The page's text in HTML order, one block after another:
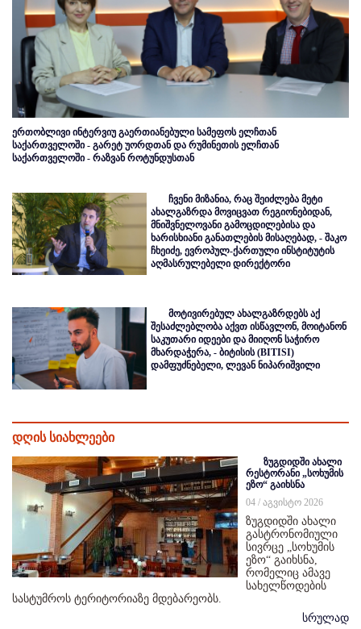
ერთობლივი ინტერვიუ გაერთიანებული სამეფოს ელჩთან
საქართველოში - გარეტ უორდთან და რუმინეთის ელჩთან
საქართველოში - რაზვან როტუნდუსთან
ჩვენი მიზანია, რაც შეიძლება მეტი
ახალგაზრდა მოვიცვათ რეგიონებიდან,
მნიშვნელოვანი გამოცდილებისა და
ხარისხიანი განათლების მისაღებად, - შაკო
ჩხეიძე, ევროპულ-ქართული ინსტიტუტის
აღმასრულებელი დირექტორი
მოტივირებულ ახალგაზრდებს აქ
შესაძლებლობა აქვთ ისწავლონ, მოიტანონ
საკუთარი იდეები და მიიღონ საჭირო
მხარდაჭერა, - ბიტისის (BITISI)
დამფუძნებელი, ლევან ნიპარიშვილი
დღის სიახლეები
ზუგდიდში ახალი
რესტორანი „სოხუმის
ეზო“ გაიხსნა
04 / აგვისტო 2026
ზუგდიდში ახალი
გასტრონომიული
სივრცე „სოხუმის
ეზო“ გაიხსნა,
რომელიც ამავე
სახელწოდების
სასტუმროს ტერიტორიაზე მდებარეობს.
სრულად